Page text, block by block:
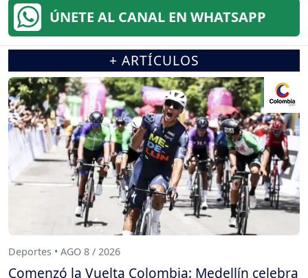
ÚNETE AL CANAL EN WHATSAPP
+ ARTÍCULOS
Deportes • AGO 8 / 2026
Comenzó la Vuelta Colombia: Medellín celebra